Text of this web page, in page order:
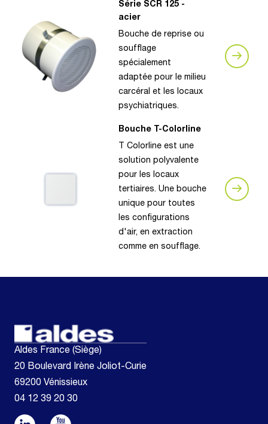
Série SCR 125 -
acier
Bouche de reprise ou
soufflage
spécialement
adaptée pour le milieu
carcéral et les locaux
psychiatriques.
Bouche T-Colorline
T Colorline est une
solution polyvalente
pour les locaux
tertiaires. Une bouche
unique pour toutes
les configurations
d'air, en extraction
comme en soufflage.
Aldes France (Siège)
20 Boulevard Irène Joliot-Curie
69200 Vénissieux
04 12 39 20 30